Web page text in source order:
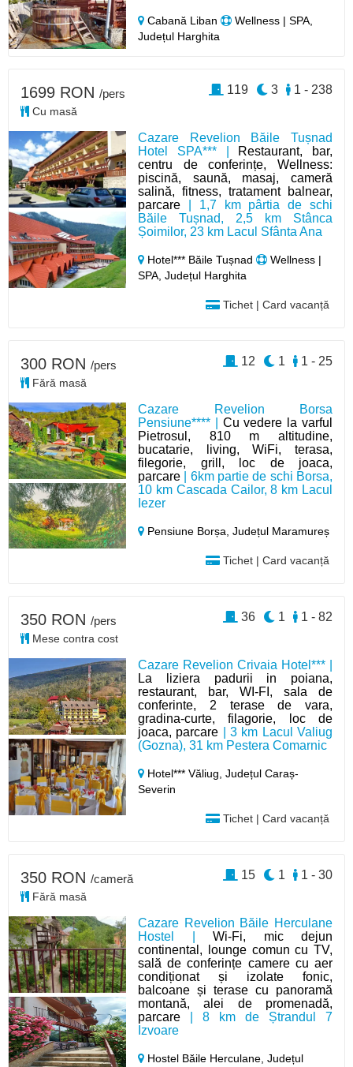
Cabană Liban
Wellness | SPA,
Județul Harghita
Cazare Revelion Băile Tușnad
Hotel SPA*** |
Restaurant, bar,
centru de conferințe, Wellness:
piscină, saună, masaj, cameră
salină, fitness, tratament balnear,
parcare | 1,7 km pârtia de schi
Băile Tușnad, 2,5 km Stânca
Șoimilor, 23 km Lacul Sfânta Ana
Hotel*** Băile Tușnad
Wellness |
SPA, Județul Harghita
Tichet | Card vacanță
1699 RON /pers
Cu masă
1 - 238
3
119
Cazare Revelion Borsa
Pensiune**** | Cu vedere la varful
Pietrosul, 810 m altitudine,
bucatarie, living, WiFi, terasa,
filegorie, grill, loc de joaca,
parcare | 6km partie de schi Borsa,
10 km Cascada Cailor, 8 km Lacul
Iezer
Pensiune Borșa,Județul Maramureș
Tichet | Card vacanță
300 RON /pers
Fără masă
1 - 25
1
12
Cazare Revelion Crivaia Hotel*** |
La liziera padurii in poiana,
restaurant, bar, WI-FI, sala de
conferinte, 2 terase de vara,
gradina-curte, filagorie, loc de
joaca, parcare | 3 km Lacul Valiug
(Gozna), 31 km Pestera Comarnic
Hotel*** Văliug,Județul Caraș-
Severin
Tichet | Card vacanță
350 RON /pers
Mese contra cost
1 - 82
1
36
Cazare Revelion Băile Herculane
Hostel |Wi-Fi, mic dejun
continental, lounge comun cu TV,
sală de conferințe camere cu aer
condiționat și izolate fonic,
balcoane și terase cu panoramă
montană, alei de promenadă,
parcare | 8 km de Ștrandul 7
Izvoare
Hostel Băile Herculane,Județul
350 RON /cameră
Fără masă
1 - 30
1
15